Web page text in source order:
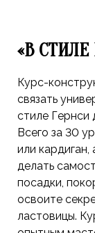
«В СТИЛЕ
Курс-
связать
стиле Гернси
Всего за 30
или кардиган,
делать
посадки,
освоите
ластовицы.